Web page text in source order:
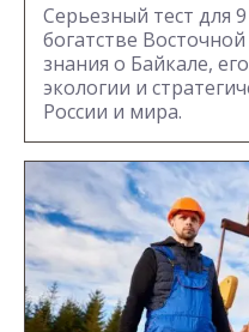
Серьезный тест для
богатстве
знания о Байкале,
экологии и
России и мира.